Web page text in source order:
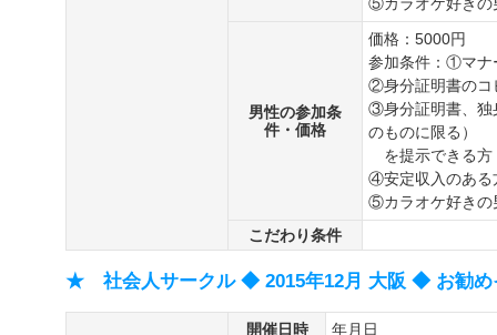
男性の参加条
件・価格
価格：5000円
参加条件：①マナ
②身分証明書のコ
③身分証明書、独
のものに限る）
を提示できる方
④安定収入のある
⑤カラオケ好きの
こだわり条件
★ 社会人サークル ◆ 2015年12月 大阪 ◆ お勧
開催日時 年月日